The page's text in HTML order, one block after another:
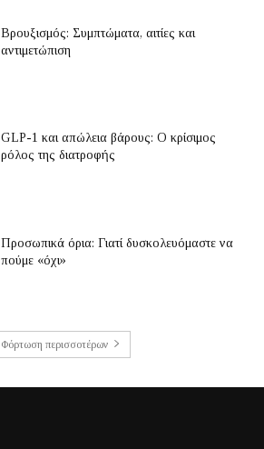
Βρουξισμός: Συμπτώματα, αιτίες και
αντιμετώπιση
GLP-1 και απώλεια βάρους: Ο κρίσιμος
ρόλος της διατροφής
Προσωπικά όρια: Γιατί δυσκολευόμαστε να
πούμε «όχι»
Φόρτωση περισσοτέρων